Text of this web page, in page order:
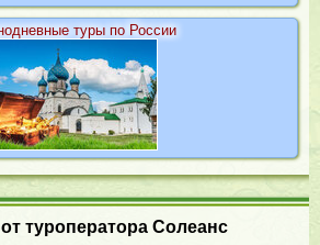
туры по России
туроператора Солеанс